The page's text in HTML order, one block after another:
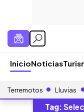
InicioNoticias
Terremotos Lluvias
Tag: